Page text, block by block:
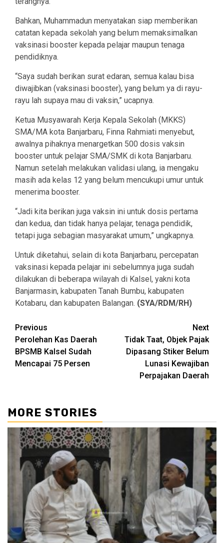
Bahkan, Muhammadun menyatakan siap memberikan
catatan kepada sekolah yang belum memaksimalkan
vaksinasi booster kepada pelajar maupun tenaga
pendidiknya.
“Saya sudah berikan surat edaran, semua kalau bisa
diwajibkan (vaksinasi booster), yang belum ya di rayu-
rayu lah supaya mau di vaksin,” ucapnya.
Ketua Musyawarah Kerja Kepala Sekolah (MKKS)
SMA/MA kota Banjarbaru, Finna Rahmiati menyebut,
awalnya pihaknya menargetkan 500 dosis vaksin
booster untuk pelajar SMA/SMK di kota Banjarbaru.
Namun setelah melakukan validasi ulang, ia mengaku
masih ada kelas 12 yang belum mencukupi umur untuk
menerima booster.
“Jadi kita berikan juga vaksin ini untuk dosis pertama
dan kedua, dan tidak hanya pelajar, tenaga pendidik,
tetapi juga sebagian masyarakat umum,” ungkapnya.
Untuk diketahui, selain di kota Banjarbaru, percepatan
vaksinasi kepada pelajar ini sebelumnya juga sudah
dilakukan di beberapa wilayah di Kalsel, yakni kota
Banjarmasin, kabupaten Tanah Bumbu, kabupaten
Kotabaru, dan kabupaten Balangan. (SYA/RDM/RH)
Continue
Reading
Previous
Perolehan Kas Daerah
BPSMB Kalsel Sudah
Mencapai 75 Persen
Next
Tidak Taat, Objek Pajak
Dipasang Stiker Belum
Lunasi Kewajiban
Perpajakan Daerah
MORE STORIES